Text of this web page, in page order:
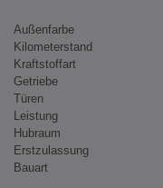
Außenfarbe
Kilometerstand
Kraftstoffart
Getriebe
Türen
Leistung
Hubraum
Erstzulassung
Bauart